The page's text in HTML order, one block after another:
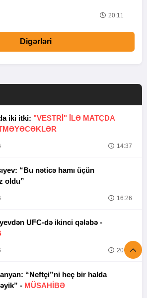
20:11
Digərləri
iki itki: "VESTRİ" İLƏ MATÇDA
14:37
“Bu nəticə hamı üçün
oldu”
16:26
Tofiq Musayevdən UFC-də ikinci qələbə -
20:52
“Neftçi”ni heç bir halda
- MÜSAHİBƏ